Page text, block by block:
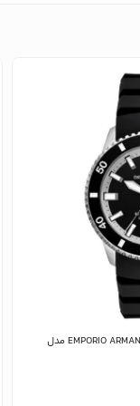
ساعت مچی مردانه امپریو آرمانی EMPORIO ARMANI مدل